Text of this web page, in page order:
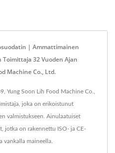
| Ammattimainen
32 Vuoden Ajan
Machine Co., Ltd.
Yung Soon Lih Food Machine Co.,
joka on erikoistunut
valmistukseen. Ainulaatuiset
jotka on rakennettu ISO- ja CE-
vankalla maineella.